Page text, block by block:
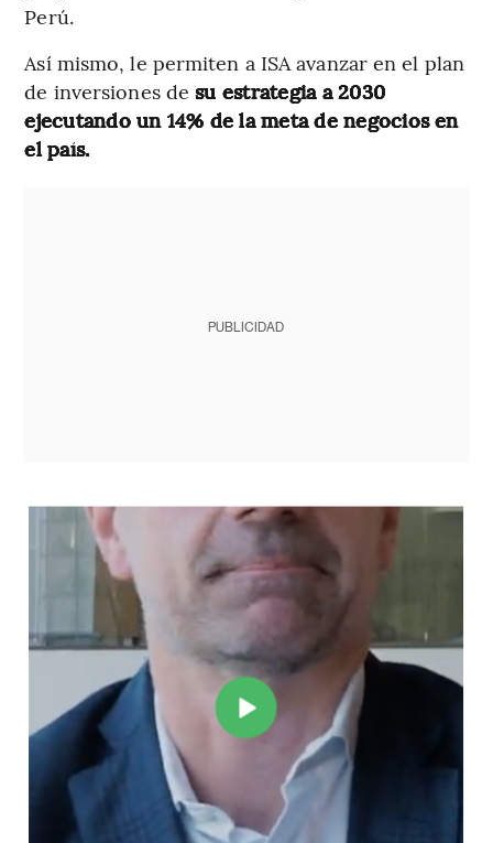
Perú.
Así mismo, le permiten a ISA avanzar en el plan
de inversiones desu estrategia a 2030
ejecutando un 14% de la meta de negocios en
el país.
PUBLICIDAD